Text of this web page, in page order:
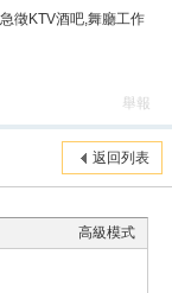
徵KTV酒吧,舞廳工作
舉報
返回列表
高級模式